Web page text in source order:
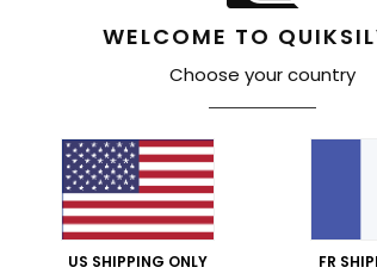
WELCOME TO
Choose your country
US SHIPPING ONLY FR